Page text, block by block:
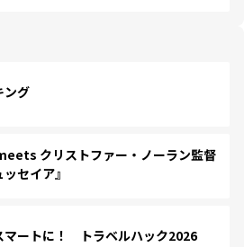
ング
クリストファー・ノーラン監督
セイア』
マートに！ トラベルハック2026